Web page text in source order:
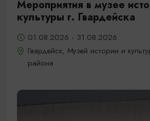
Мероприятия в музее
культуры г. Гвардейска
01.08.2026 - 31.08.2026
Гвардейск, Музей истории и
района